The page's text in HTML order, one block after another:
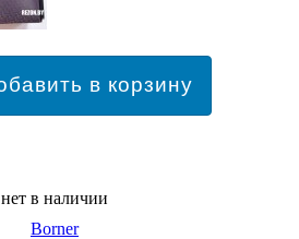
нет в наличии
Borner